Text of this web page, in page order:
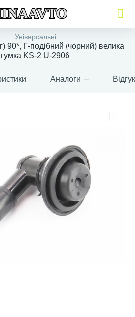
Універсальні
90*, Г-подібний (чорний) велика
гумка KS-2 U-2906
Аналоги